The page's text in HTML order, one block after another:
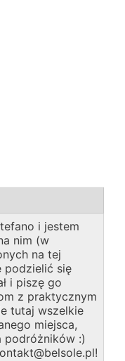
i jestem
nim (w
na tej
podzielić się
i piszę go
z praktycznym
tutaj wszelkie
miejsca,
podróżników :)